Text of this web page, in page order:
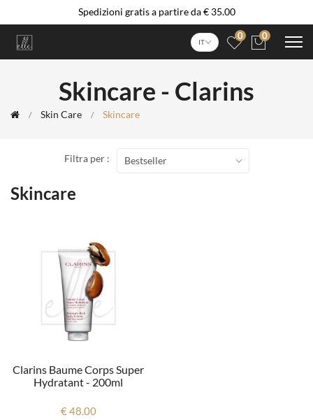
Spedizioni gratis a partire da € 35.00
IT
0 0
Skincare - Clarins
Skin Care Skincare
Skincare
Filtra per : Bestseller
Clarins Baume Corps Super
Hydratant - 200ml
€ 48.00